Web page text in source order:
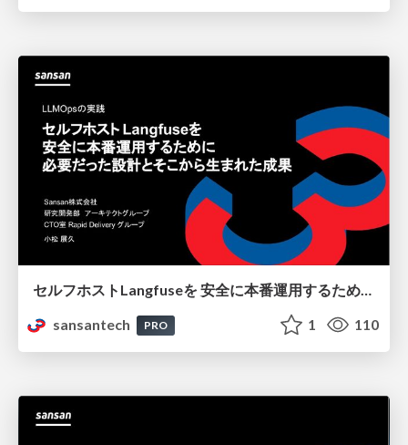
セルフホストLangfuseを 安全に本番運用するために 必要だった設計とそこから生まれた成果
sansantech
PRO 1 110